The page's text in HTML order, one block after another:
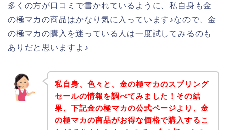
多くの方が口コミで書かれているように、私自身も金
の極マカの商品はかなり気に入っています♪なので、金
の極マカの購入を迷っている人は一度試してみるのも
ありだと思いますよ♪
私自身、色々と、金の極マカのスプリング
セールの情報を調べてみました！その結
果、下記金の極マカの公式ページより、金
の極マカの商品がお得な価格で購入するこ